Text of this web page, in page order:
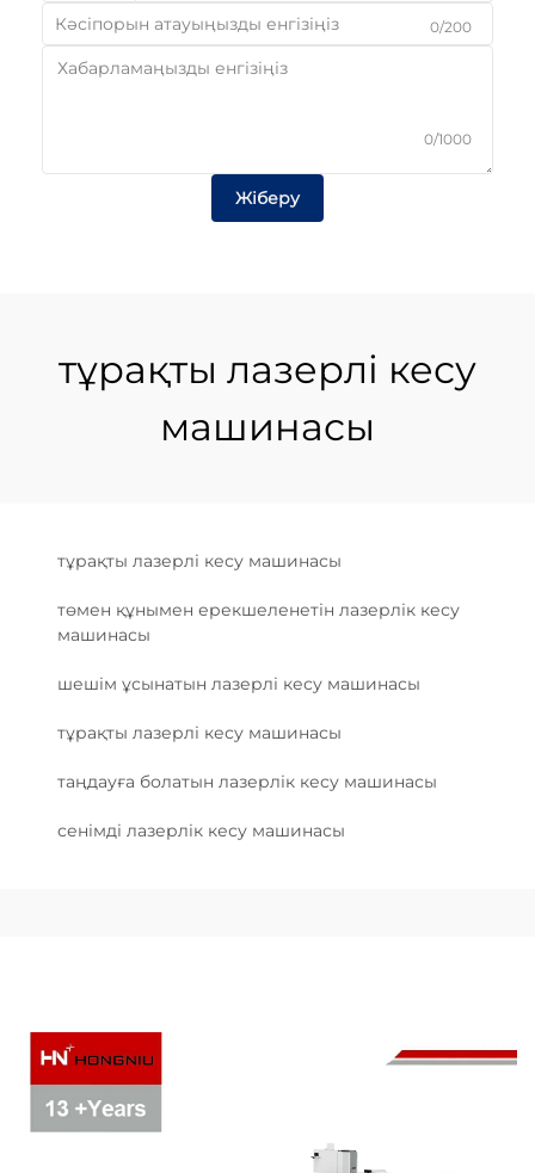
0/200
0/1000
Жіберу
тұрақты лазерлі кесу
машинасы
тұрақты лазерлі кесу машинасы
төмен құнымен ерекшеленетін лазерлік кесу
машинасы
шешім ұсынатын лазерлі кесу машинасы
тұрақты лазерлі кесу машинасы
таңдауға болатын лазерлік кесу машинасы
сенімді лазерлік кесу машинасы